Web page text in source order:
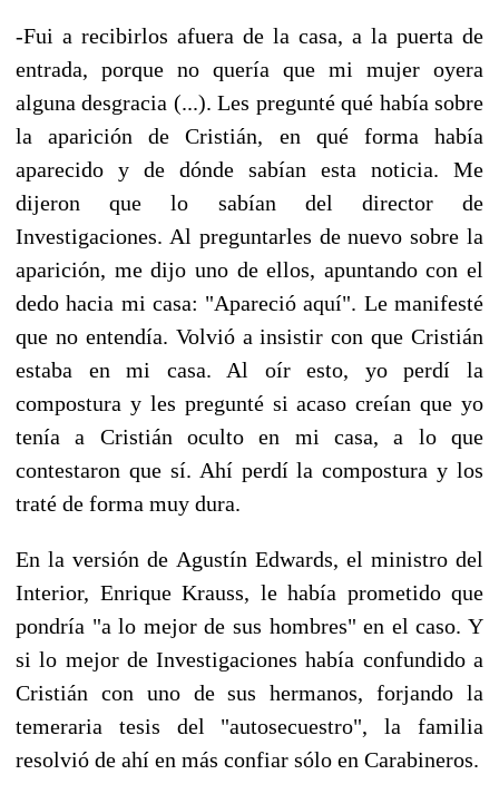
-Fui a recibirlos afuera de la casa, a la puerta de
entrada, porque no quería que mi mujer oyera
alguna desgracia (...). Les pregunté qué había sobre
la aparición de Cristián, en qué forma había
aparecido y de dónde sabían esta noticia. Me
dijeron que lo sabían del director de
Investigaciones. Al preguntarles de nuevo sobre la
aparición, me dijo uno de ellos, apuntando con el
dedo hacia mi casa: "Apareció aquí". Le manifesté
que no entendía. Volvió a insistir con que Cristián
estaba en mi casa. Al oír esto, yo perdí la
compostura y les pregunté si acaso creían que yo
tenía a Cristián oculto en mi casa, a lo que
contestaron que sí. Ahí perdí la compostura y los
traté de forma muy dura.
En la versión de Agustín Edwards, el ministro del
Interior, Enrique Krauss, le había prometido que
pondría "a lo mejor de sus hombres" en el caso. Y
si lo mejor de Investigaciones había confundido a
Cristián con uno de sus hermanos, forjando la
temeraria tesis del "autosecuestro", la familia
resolvió de ahí en más confiar sólo en Carabineros.